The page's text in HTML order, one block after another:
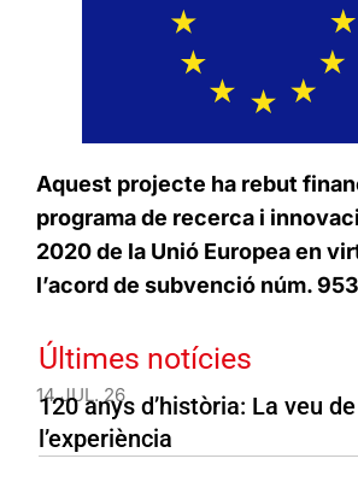
Aquest projecte ha rebut
programa de recerca i
2020 de la Unió Europea en
l’acord de subvenció núm.
Últimes notícies
14 JUL. 26
120 anys d’història: La veu de
l’experiència